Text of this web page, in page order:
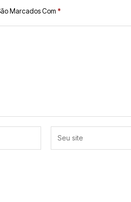
Marcados Com *